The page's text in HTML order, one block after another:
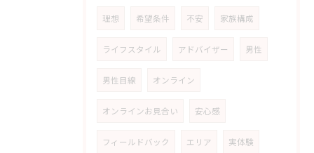
理想 希望条件 不安 家族構成
ライフスタイル アドバイザー 男性
男性目線 オンライン
オンラインお見合い 安心感
フィールドバック エリア 実体験